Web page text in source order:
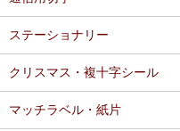
ステーショナリー
クリスマス・複十字シール
マッチラベル・紙片